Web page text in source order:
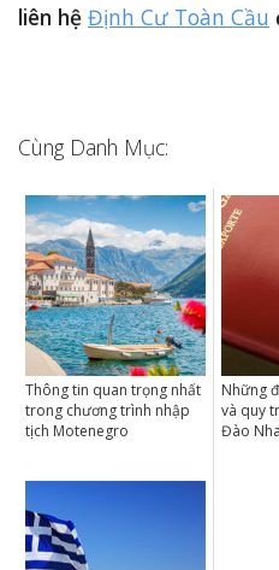
liên hệ Định Cư Toàn Cầu
Cùng Danh Mục:
Thông tin quan trọng nhất
trong chương trình nhập
tịch Motenegro
Những
và quy
Đào